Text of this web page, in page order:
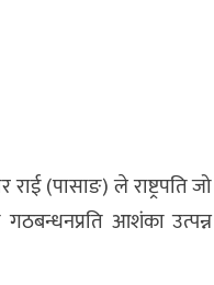
(पासाङ) ले राष्ट्रपति जो
आशंका उत्पन्न